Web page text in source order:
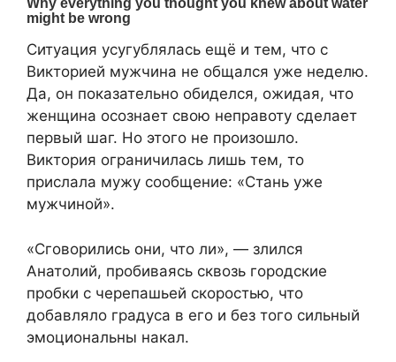
Ситуация усугублялась ещё и тем, что с
Викторией мужчина не общался уже неделю.
Да, он показательно обиделся, ожидая, что
женщина осознает свою неправоту сделает
первый шаг. Но этого не произошло.
Виктория ограничилась лишь тем, то
прислала мужу сообщение: «Стань уже
мужчиной».
«Сговорились они, что ли», — злился
Анатолий, пробиваясь сквозь городские
пробки с черепашьей скоростью, что
добавляло градуса в его и без того сильный
эмоциональны накал.